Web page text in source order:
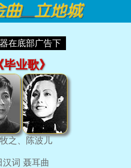
在底部广告下
毕业歌》
之、陈波儿
汉词 聂耳曲